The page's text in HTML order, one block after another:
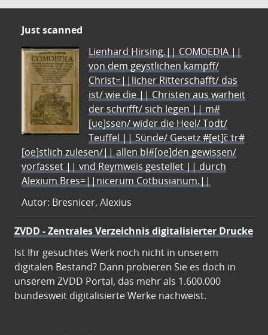
Just scanned
Lienhard Hirsing.|| COMOEDIA ||
von dem geystlichen kampff/
Christ=||licher Ritterschafft/ das
ist/ wie die || Christen aus warheit
der schrifft/ sich legen || m#
[ue]ssen/ wider die Heel/ Todt/
Teuffel || Sünde/ Gesetz #[et]c̃ tr#
[oe]stlich zulesen/|| allen bl#[oe]den gewissen/
vorfasset || vnd Reymweis gestellet || durch
Alexium Bres=||nicerum Cotbusianum.||
Autor: Bresnicer, Alexius
ZVDD - Zentrales Verzeichnis digitalisierter Drucke
Ist Ihr gesuchtes Werk noch nicht in unserem
digitalen Bestand? Dann probieren Sie es doch in
unserem ZVDD Portal, das mehr als 1.600.000
bundesweit digitalisierte Werke nachweist.